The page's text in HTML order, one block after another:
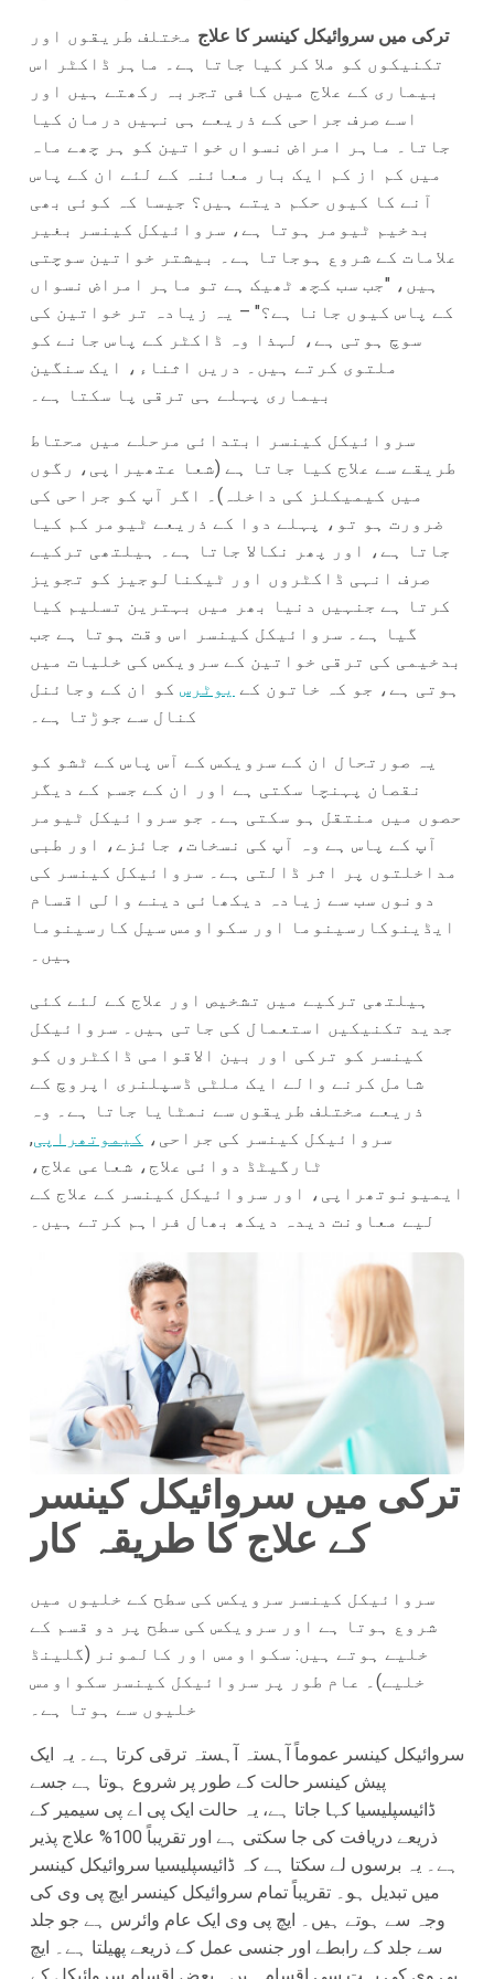
ترکی میں سروائیکل کینسر کا علاج مختلف طریقوں اور
تکنیکوں کو ملا کر کیا جاتا ہے۔ ماہر ڈاکٹر اس
بیماری کے علاج میں کافی تجربہ رکھتے ہیں اور
اسے صرف جراحی کے ذریعے ہی نہیں درمان کیا
جاتا۔ ماہر امراض نسواں خواتین کو ہر چھے ماہ
میں کم از کم ایک بار معائنہ کے لئے ان کے پاس
آنے کا کیوں حکم دیتے ہیں؟ جیسا کہ کوئی بھی
بدخیم ٹیومر ہوتا ہے، سروائیکل کینسر بغیر
علامات کے شروع ہوجاتا ہے۔ بیشتر خواتین سوچتی
ہیں، "جب سب کچھ ٹھیک ہے تو ماہر امراض نسواں
کے پاس کیوں جانا ہے؟" – یہ زیادہ تر خواتین کی
سوچ ہوتی ہے، لہذا وہ ڈاکٹر کے پاس جانے کو
ملتوی کرتے ہیں۔ دریں اثناء، ایک سنگین
بیماری پہلے ہی ترقی پا سکتا ہے۔
سروائیکل کینسر ابتدائی مرحلے میں محتاط
طریقے سے علاج کیا جاتا ہے (شعا عتھیراپی، رگوں
میں کیمیکلز کی داخلہ)۔ اگر آپ کو جراحی کی
ضرورت ہو تو، پہلے دوا کے ذریعے ٹیومر کم کیا
جاتا ہے، اور پھر نکالا جاتا ہے۔ ہیلتھی ترکیے
صرف انہی ڈاکٹروں اور ٹیکنالوجیز کو تجویز
کرتا ہے جنہیں دنیا بھر میں بہترین تسلیم کیا
گیا ہے۔ سروائیکل کینسر اس وقت ہوتا ہے جب
بدخیمی کی ترقی خواتین کے سرویکس کی خلیات میں
ہوتی ہے، جو کہ خاتون کے یوٹرس کو ان کے وجائنل
کنال سے جوڑتا ہے۔
یہ صورتحال ان کے سرویکس کے آس پاس کے ٹشو کو
نقصان پہنچا سکتی ہے اور ان کے جسم کے دیگر
حصوں میں منتقل ہو سکتی ہے۔ جو سروائیکل ٹیومر
آپ کے پاس ہے وہ آپ کی نسخات، جائزے، اور طبی
مداخلتوں پر اثر ڈالتی ہے۔ سروائیکل کینسر کی
دونوں سب سے زیادہ دیکھائی دینے والی اقسام
ایڈینوکارسینوما اور سکواومس سیل کارسینوما
ہیں۔
ہیلتھی ترکیے میں تشخیص اور علاج کے لئے کئی
جدید تکنیکیں استعمال کی جاتی ہیں۔ سروائیکل
کینسر کو ترکی اور بین الاقوامی ڈاکٹروں کو
شامل کرنے والے ایک ملٹی ڈسپلنری اپروچ کے
ذریعے مختلف طریقوں سے نمٹایا جاتا ہے۔ وہ
سروائیکل کینسر کی جراحی، کیموتھراپی,
ٹارگیٹڈ دوائی علاج، شعاعی علاج،
ایمیونوتھراپی، اور سروائیکل کینسر کے علاج کے
لیے معاونت دیدہ دیکھ بھال فراہم کرتے ہیں۔
ترکی میں سروائیکل کینسر
کے علاج کا طریقہ کار
سروائیکل کینسر سرویکس کی سطح کے خلیوں میں
شروع ہوتا ہے اور سرویکس کی سطح پر دو قسم کے
خلیے ہوتے ہیں: سکواومس اور کالمونر (گلینڈ
خلیے)۔ عام طور پر سروائیکل کینسر سکواومس
خلیوں سے ہوتا ہے۔
سروائیکل کینسر عموماً آہستہ آہستہ ترقی کرتا ہے۔ یہ ایک
پیش کینسر حالت کے طور پر شروع ہوتا ہے جسے
ڈائیسپلیسیا کہا جاتا ہے، یہ حالت ایک پی اے پی سیمیر کے
ذریعے دریافت کی جا سکتی ہے اور تقریباً 100% علاج پذیر
ہے۔ یہ برسوں لے سکتا ہے کہ ڈائیسپلیسیا سروائیکل کینسر
میں تبدیل ہو۔ تقریباً تمام سروائیکل کینسر ایچ پی وی کی
وجہ سے ہوتے ہیں۔ ایچ پی وی ایک عام وائرس ہے جو جلد
سے جلد کے رابطے اور جنسی عمل کے ذریعے پھیلتا ہے۔ ایچ